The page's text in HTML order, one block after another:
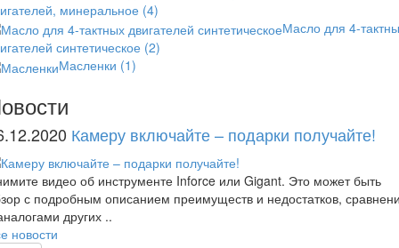
минеральное (4)
Масло для 4-
синтетическое (2)
Масленки (1)
Камеру включайте – подарки получайте!
видео об инструменте Inforce или Gigant. Это может быть
с подробным описанием преимуществ и недостатков,
других ..
новости